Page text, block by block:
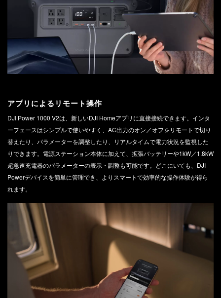
アプリによるリモート操作
DJI Power 1000 V2は、新しいDJI Homeアプリに直接接続できます。インタ
ーフェースはシンプルで使いやすく、AC出力のオン／オフをリモートで切り
替えたり、パラメーターを調整したり、リアルタイムで電力状況を監視した
りできます。電源ステーション本体に加えて、拡張バッテリーや1kW／1.8kW
超急速充電器のパラメーターの表示・調整も可能です。どこにいても、DJI
Powerデバイスを簡単に管理でき、よりスマートで効率的な操作体験が得ら
れます。